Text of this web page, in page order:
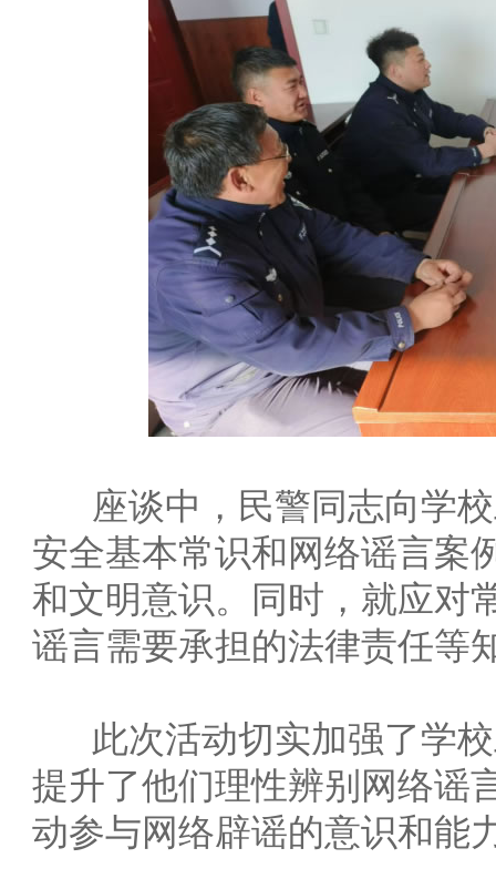
座谈中，民警同志向学校
安全基本常识和网络谣言案
和文明意识。同时，就应对
谣言需要承担的法律责任等
此次活动切实加强了学校
提升了他们理性辨别网络谣
动参与网络辟谣的意识和能